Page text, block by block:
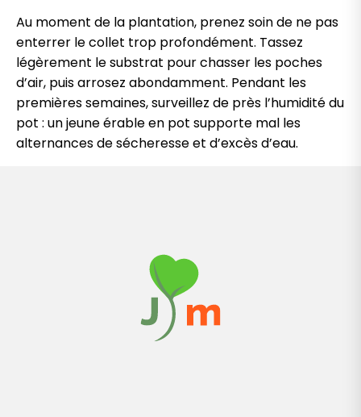
Au moment de la plantation, prenez soin de ne pas
enterrer le collet trop profondément. Tassez
légèrement le substrat pour chasser les poches
d’air, puis arrosez abondamment. Pendant les
premières semaines, surveillez de près l’humidité du
pot : un jeune érable en pot supporte mal les
alternances de sécheresse et d’excès d’eau.